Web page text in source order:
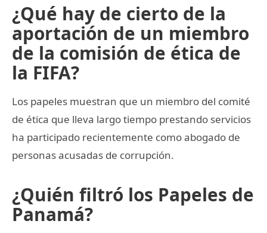
¿Qué hay de cierto de la
aportación de un miembro
de la comisión de ética de
la FIFA?
Los papeles muestran que un miembro del comité
de ética que lleva largo tiempo prestando servicios
ha participado recientemente como abogado de
personas acusadas de corrupción.
¿Quién filtró los Papeles de
Panamá?